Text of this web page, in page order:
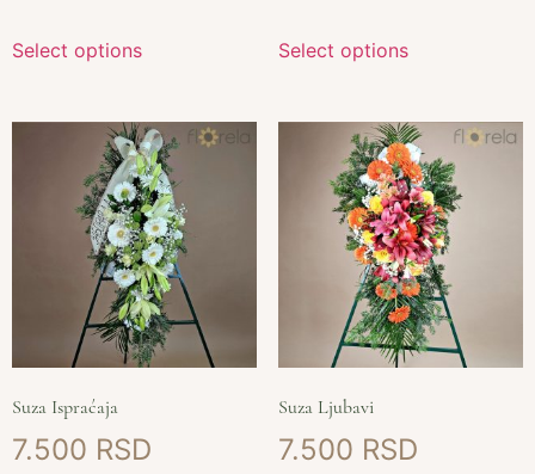
Select options Select options
Suza Ispraćaja
7.500
Suza Ljubavi
7.500